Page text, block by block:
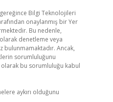
gereğince Bilgi Teknolojileri
onaylanmış bir Yer
Bu nedenle,
denetleme veya
bulunmamaktadır. Ancak,
sorumluluğunu
bu sorumluluğu kabul
aykırı olduğunu